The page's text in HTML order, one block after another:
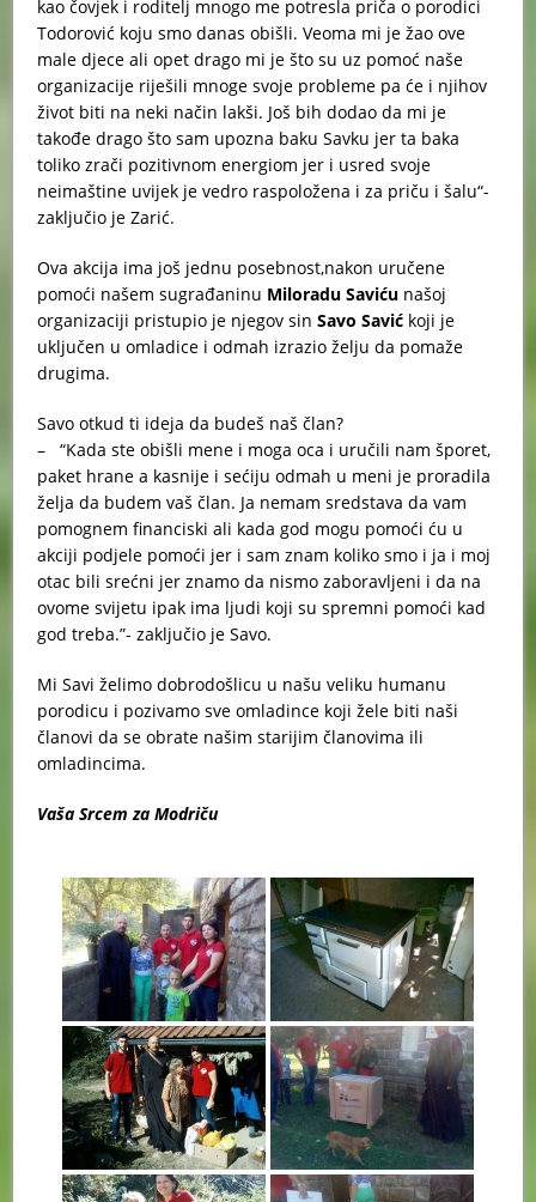
kao čovjek i roditelj mnogo me potresla priča o porodici
Todorović koju smo danas obišli. Veoma mi je žao ove
male djece ali opet drago mi je što su uz pomoć naše
organizacije riješili mnoge svoje probleme pa će i njihov
život biti na neki način lakši. Još bih dodao da mi je
takođe drago što sam upozna baku Savku jer ta baka
toliko zrači pozitivnom energiom jer i usred svoje
neimaštine uvijek je vedro raspoložena i za priču i šalu“-
zaključio je Zarić.
Ova akcija ima još jednu posebnost,nakon uručene
pomoći našem sugrađaninu Miloradu Saviću našoj
organizaciji pristupio je njegov sinSavo Savić koji je
uključen u omladice i odmah izrazio želju da pomaže
drugima.
Savo otkud ti ideja da budeš naš član?
– “Kada ste obišli mene i moga oca i uručili nam šporet,
paket hrane a kasnije i sećiju odmah u meni je proradila
želja da budem vaš član. Ja nemam sredstava da vam
pomognem financiski ali kada god mogu pomoći ću u
akciji podjele pomoći jer i sam znam koliko smo i ja i moj
otac bili srećni jer znamo da nismo zaboravljeni i da na
ovome svijetu ipak ima ljudi koji su spremni pomoći kad
god treba.”- zaključio je Savo.
Mi Savi želimo dobrodošlicu u našu veliku humanu
porodicu i pozivamo sve omladince koji žele biti naši
članovi da se obrate našim starijim članovima ili
omladincima.
Vaša Srcem za Modriču